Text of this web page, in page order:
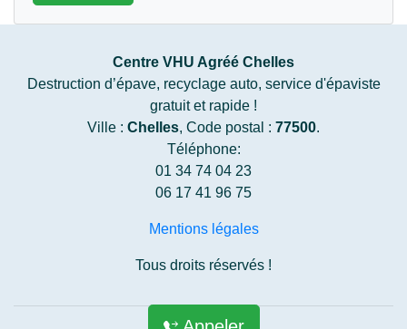
Centre VHU Agréé Chelles
Destruction d’épave, recyclage auto, service d'épaviste
gratuit et rapide !
Ville : Chelles, Code postal : 77500.
Téléphone:
01 34 74 04 23
06 17 41 96 75
Mentions légales
Tous droits réservés !